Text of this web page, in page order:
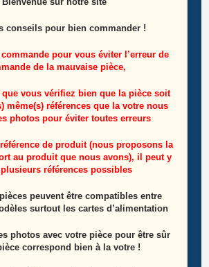
Infra Rouge Télé Haier
prix
initial
était :
25,00€.
actuel
est :
22,50€.
Ajouter au panier
conseils pour bien commander !
pour vous éviter l’erreur de
de la mauvaise pièce,
vous vérifiez bien que la pièce soit
même(s) références que la votre nous
photos pour éviter toutes erreurs
de produit (nous proposons la
au produit que nous avons), il peut y
références possibles
peuvent être compatibles entre
surtout les cartes d’alimentation
photos avec votre pièce pour être sûr
correspond bien à la votre !